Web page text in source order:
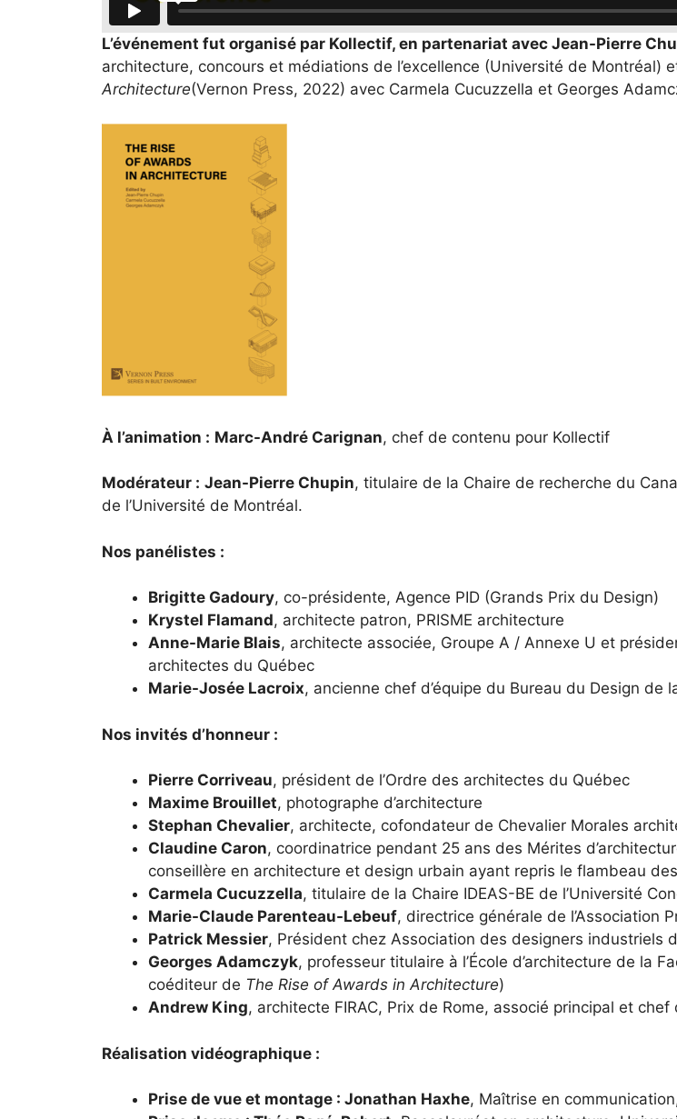
L’événement fut organisé par Kollectif, en partenariat avec Jean-Pierre
architecture, concours et médiations de l’excellence (Université de Montréal)
Architecture(Vernon Press, 2022) avec Carmela Cucuzzella et Georges
À l’animation : Marc-André Carignan, chef de contenu pour Kollectif
Modérateur : Jean-Pierre Chupin, titulaire de la Chaire de recherche du
de l’Université de Montréal.
Nos panélistes :
Brigitte Gadoury, co-présidente, Agence PID (Grands Prix du Design)
Krystel Flamand, architecte patron, PRISME architecture
Anne-Marie Blais, architecte associée, Groupe A / Annexe U et
architectes du Québec
Marie-Josée Lacroix, ancienne chef d’équipe du Bureau du Design de
Nos invités d’honneur :
Pierre Corriveau, président de l’Ordre des architectes du Québec
Maxime Brouillet, photographe d’architecture
Stephan Chevalier, architecte, cofondateur de Chevalier Morales
Claudine Caron, coordinatrice pendant 25 ans des Mérites
conseillère en architecture et design urbain ayant repris le flambeau
Carmela Cucuzzella, titulaire de la Chaire IDEAS-BE de l’Université
Marie-Claude Parenteau-Lebeuf, directrice générale de l’Association
Patrick Messier, Président chez Association des designers industriels
Georges Adamczyk, professeur titulaire à l’École d’architecture de la
coéditeur de The Rise of Awards in Architecture)
Andrew King, architecte FIRAC, Prix de Rome, associé principal et chef
Réalisation vidéographique :
Prise de vue et montage : Jonathan Haxhe, Maîtrise en